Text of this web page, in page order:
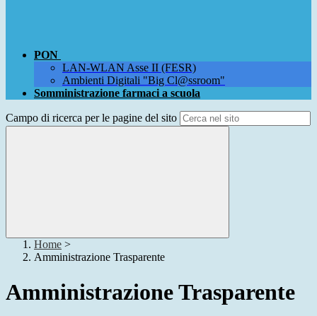
PON
LAN-WLAN Asse II (FESR)
Ambienti Digitali "Big Cl@ssroom"
Somministrazione farmaci a scuola
Campo di ricerca per le pagine del sito
Home >
Amministrazione Trasparente
Amministrazione Trasparente